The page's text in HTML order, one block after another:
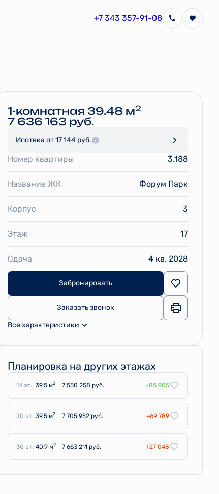
+7 343 357-91-08
1-комнатная 39.48 м2
7 636 163 руб.
Ипотека от 17 144 руб.
Номер квартиры 3.188
Название ЖК Форум Парк
Корпус 3
Этаж 17
Сдача 4 кв. 2028
Забронировать
Заказать звонок
Все характеристики
Планировка на других этажах
14 эт. 39.5 м2 7 550 258 руб. -85 905
20 эт. 39.5 м2 7 705 952 руб. +69 789
30 эт. 40.9 м2 7 663 211 руб. +27 048